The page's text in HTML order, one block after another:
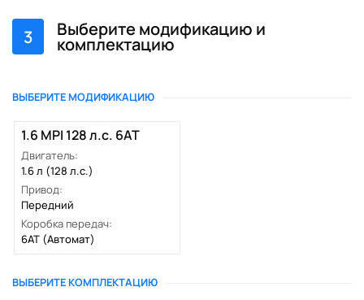
3 Выберите модификацию и
комплектацию
ВЫБЕРИТЕ МОДИФИКАЦИЮ
1.6 MPI 128 л.c. 6AT
Двигатель:
1.6 л (128 л.с.)
Привод:
Передний
Коробка передач:
6AT (Автомат)
ВЫБЕРИТЕ КОМПЛЕКТАЦИЮ